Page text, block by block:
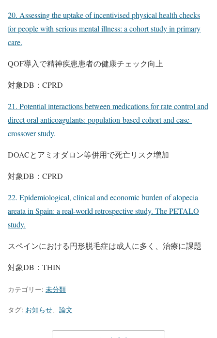
20. Assessing the uptake of incentivised physical health checks
for people with serious mental illness: a cohort study in primary
care.
QOF導入で精神疾患患者の健康チェック向上
対象DB：CPRD
21. Potential interactions between medications for rate control and
direct oral anticoagulants: population-based cohort and case-
crossover study.
DOACとアミオダロン等併用で死亡リスク増加
対象DB：CPRD
22. Epidemiological, clinical and economic burden of alopecia
areata in Spain: a real-world retrospective study. The PETALO
study.
スペインにおける円形脱毛症は成人に多く、治療に課題
対象DB：THIN
カテゴリー: 未分類
タグ: お知らせ 論文